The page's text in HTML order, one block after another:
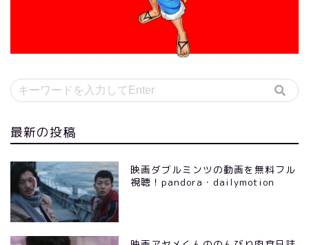
最新の投稿
映画ダブルミンツの動画を無料フル
視聴！pandora・dailymotion